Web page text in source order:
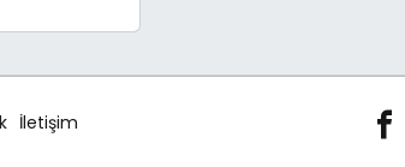
İletişim